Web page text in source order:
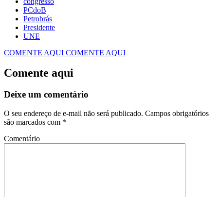
PCdoB
Petrobrás
Presidente
UNE
COMENTE AQUI COMENTE AQUI
Comente aqui
Deixe um comentário
O seu endereço de e-mail não será publicado. Campos obrigatórios
são marcados com *
Comentário